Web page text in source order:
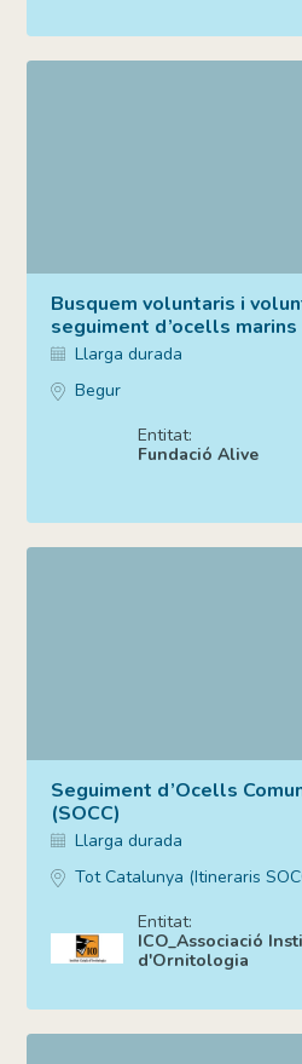
Busquem voluntaris i
seguiment d’ocells marins
Llarga durada
Begur
Entitat:
Fundació Alive
Seguiment d’Ocells
(SOCC)
Llarga durada
Tot Catalunya (Itineraris
Entitat:
ICO_Associació
d'Ornitologia